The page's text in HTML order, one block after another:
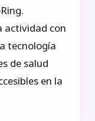
actividad con
tecnología
de salud
en la